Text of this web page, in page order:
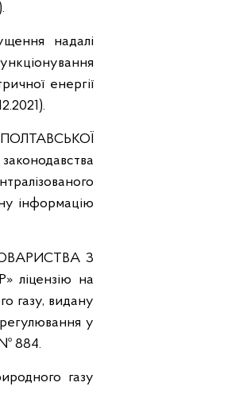
надалі
енергії
інформацію
З
на
газу, видану
у
№ 884.
газу